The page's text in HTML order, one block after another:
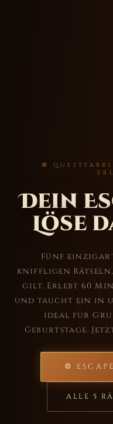
⚙
Dein
Löse
Fünf
kniffligen Rätseln,
gilt. Erlebt 60
und taucht ein in
ideal für
Geburtstage.
⚙
ALLE 5